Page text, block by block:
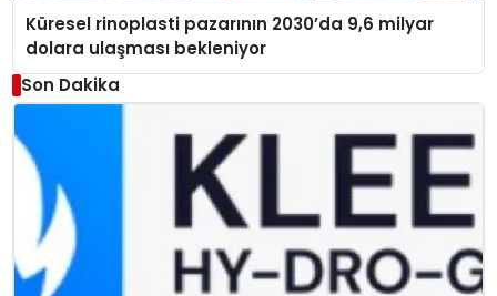
Küresel rinoplasti pazarının 2030’da 9,6 milyar
dolara ulaşması bekleniyor
Son Dakika